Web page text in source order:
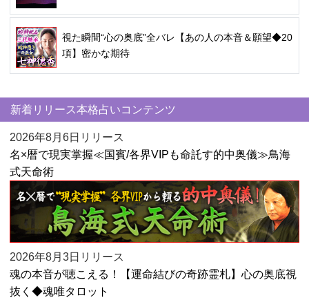
視た瞬間“心の奥底”全バレ【あの人の本音＆願望◆20
項】密かな期待
新着リリース本格占いコンテンツ
2026年8月6日リリース
名×暦で現実掌握≪国賓/各界VIPも命託す的中奥儀≫鳥海
式天命術
2026年8月3日リリース
魂の本音が聴こえる！【運命結びの奇跡霊札】心の奥底視
抜く◆魂唯タロット